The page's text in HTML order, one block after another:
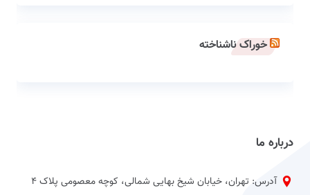
خوراک ناشناخته
درباره ما
آدرس: تهران، خیابان شیخ بهایی شمالی، کوچه معصومی پلاک 4